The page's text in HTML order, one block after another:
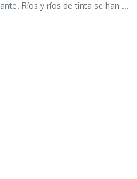
Ríos y ríos de tinta se han ...